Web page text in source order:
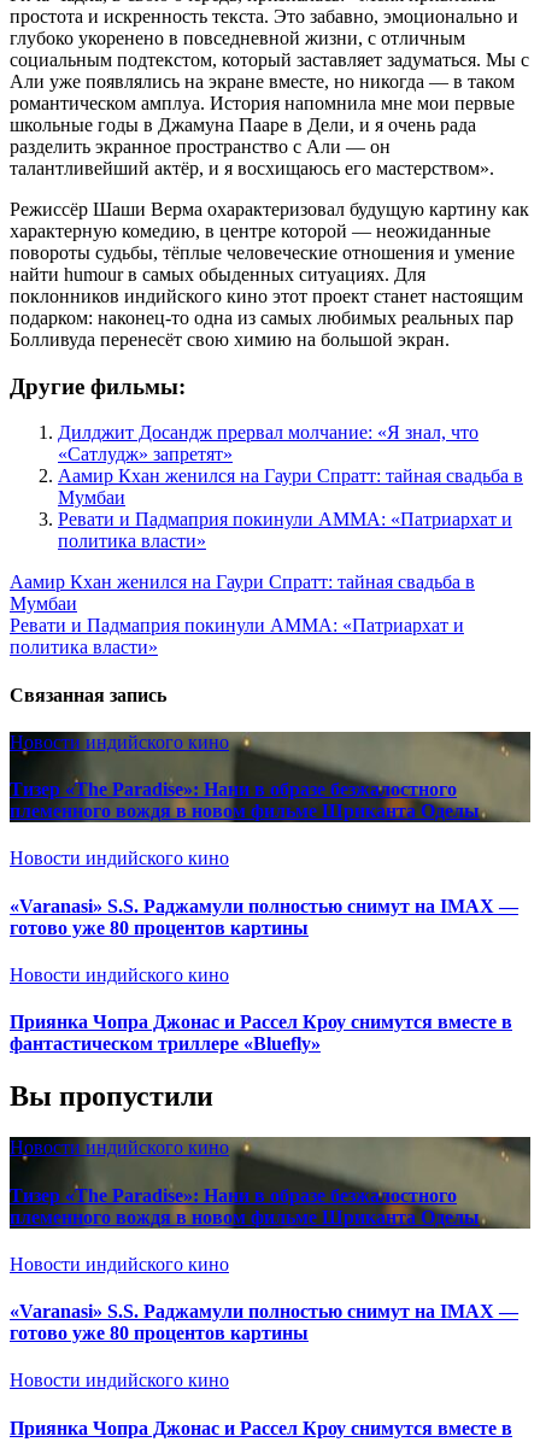
простота и искренность текста. Это забавно, эмоционально и
глубоко укоренено в повседневной жизни, с отличным
социальным подтекстом, который заставляет задуматься. Мы с
Али уже появлялись на экране вместе, но никогда — в таком
романтическом амплуа. История напомнила мне мои первые
школьные годы в Джамуна Пааре в Дели, и я очень рада
разделить экранное пространство с Али — он
талантливейший актёр, и я восхищаюсь его мастерством».
Режиссёр Шаши Верма охарактеризовал будущую картину как
характерную комедию, в центре которой — неожиданные
повороты судьбы, тёплые человеческие отношения и умение
найти humour в самых обыденных ситуациях. Для
поклонников индийского кино этот проект станет настоящим
подарком: наконец-то одна из самых любимых реальных пар
Болливуда перенесёт свою химию на большой экран.
Другие фильмы:
Дилджит Досандж прервал молчание: «Я знал, что
«Сатлудж» запретят»
Аамир Кхан женился на Гаури Спратт: тайная свадьба в
Мумбаи
Ревати и Падмаприя покинули AMMA: «Патриархат и
политика власти»
Навигация
по
записям
Аамир Кхан женился на Гаури Спратт: тайная свадьба в
Мумбаи
Ревати и Падмаприя покинули AMMA: «Патриархат и
политика власти»
Связанная запись
Новости индийского кино
Тизер «The Paradise»: Нани в образе безжалостного
племенного вождя в новом фильме Шриканта Оделы
Новости индийского кино
«Varanasi» S.S. Раджамули полностью снимут на IMAX —
готово уже 80 процентов картины
Новости индийского кино
Приянка Чопра Джонас и Рассел Кроу снимутся вместе в
фантастическом триллере «Bluefly»
Вы пропустили
Новости индийского кино
Тизер «The Paradise»: Нани в образе безжалостного
племенного вождя в новом фильме Шриканта Оделы
Новости индийского кино
«Varanasi» S.S. Раджамули полностью снимут на IMAX —
готово уже 80 процентов картины
Новости индийского кино
Приянка Чопра Джонас и Рассел Кроу снимутся вместе в